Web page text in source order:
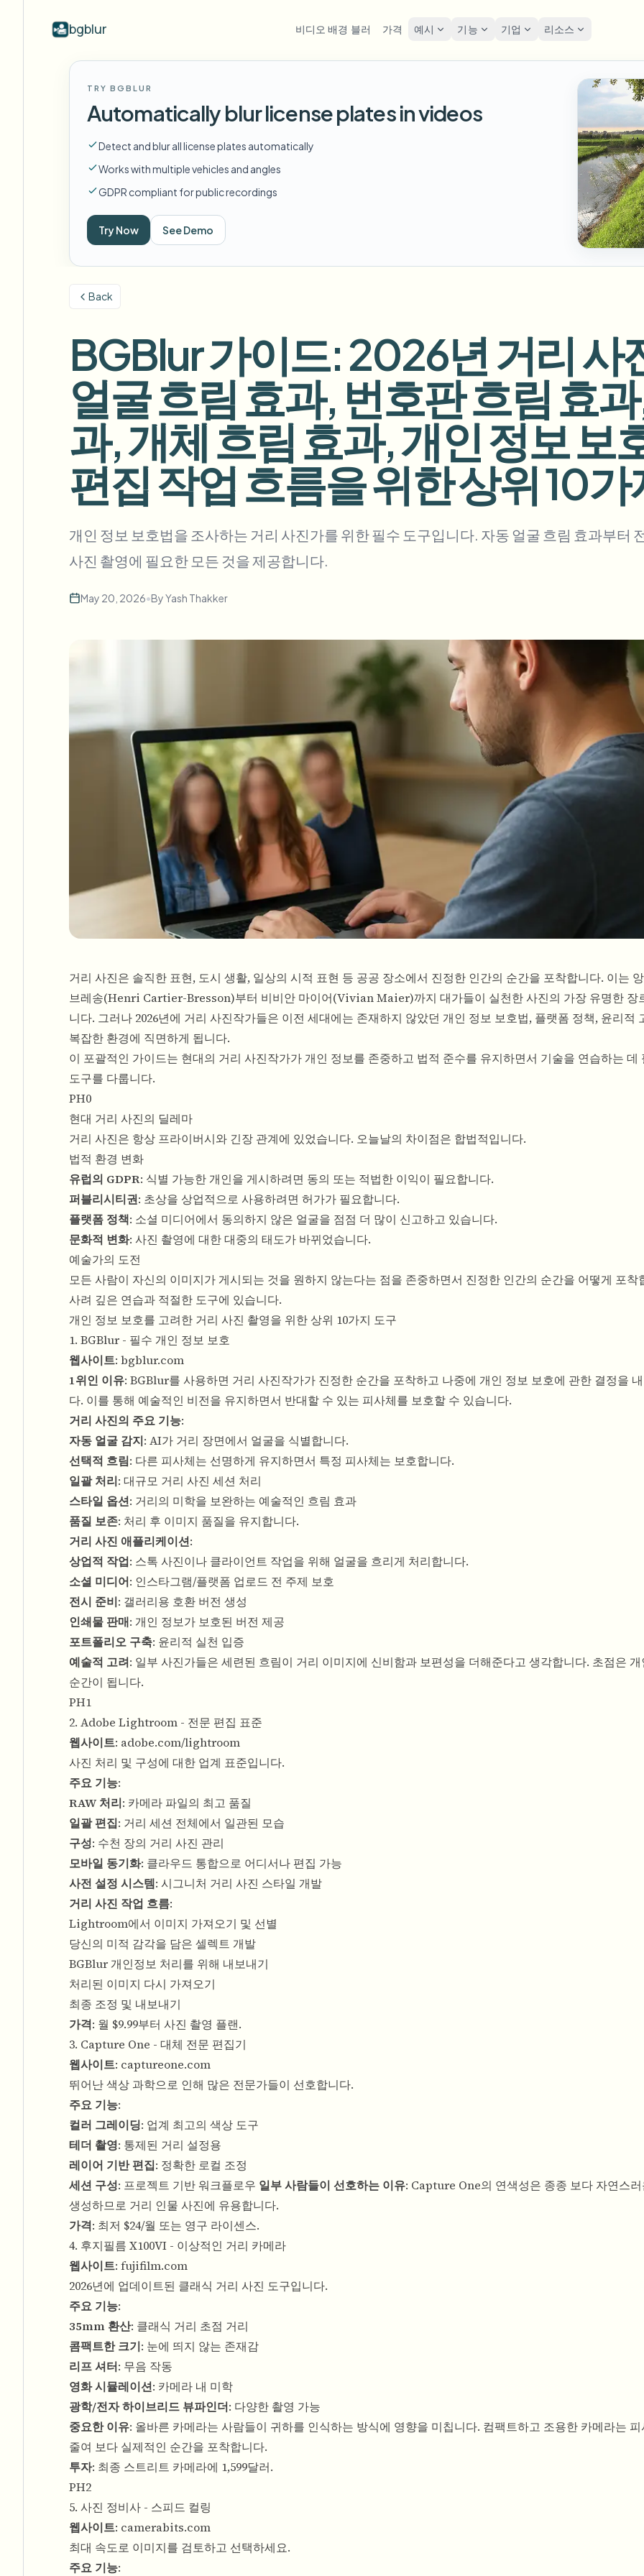
bgblur 비디오 배경 블러 가격 예시 기능 기업 리소스
Blur video with AI
Hide faces, plates, and backgrounds in
Start with a clip
Browse every blur tool in one place
번호판 블러 FAST
Auto-detect plates
무엇이든 블러
Blur faces in photos
Team-grade redaction
음성 익명화 도구
AI voice masking
Ecosystem
비디오 인텔리전스 BETA
Ask questions and get AI summaries
Categories
Vlogger Moto Vlogger Streamer Journalist
Need batch processing?
BATCH READY FOR TEAMS
학교 및 교육
캠퍼스 카메라, 강의, 지역 대량 개인정보 보호
시사회, 출시 및 규정 준수
소매 및 전자상거래
매장 및 창고 영상
의료
대량 배치, 보존 및 SLA
대량 번호판 블러
차량, 블랙박스 및 주차장 대규
대량 얼굴 블러
고처리량 파이프라인
무엇이든 블러
업로드, 작업 및 웹훅 자동화
문의 양식
볼륨, 규정 준수, 통합에 대해 문의하세요.
대량 처리 준비
문의 양식
에코시스템
비디오 인텔리전스
비디오 검색 및 이해 — Ceptory
블로그
Tips, tutorials, and product updates
자주 묻는 질문
Answers to common questions
Whitepapers
Privacy compliance research reports
Free video and image editing
Browse by workflow or use case
Explore our full product lineup
동영상 블러 예시
얼굴 블러, 번호판, 배경 블러, 선택적
모든 예시 보기
예시 라이브러리 전체 탐색
얼굴 블러
Frame-by-frame face tracking
개인정보 및 규
화면
거리
TRY BGBLUR
Automatically blur license plates in videos
Detect and blur all license plates automatically
Works with multiple vehicles and angles
GDPR compliant for public recordings
Try Now See Demo
Back
BGBlur 가이드: 2026년 거리 사
얼굴 흐림 효과, 번호판 흐림 효
과, 개체 흐림 효과, 개인 정보 보
편집 작업 흐름을 위한 상위 10가
개인 정보 보호법을 조사하는 거리 사진가를 위한 필수 도구입니다. 자동 얼굴 흐림 효과부터
사진 촬영에 필요한 모든 것을 제공합니다.
May 20, 2026•ByYash Thakker
거리 사진은 솔직한 표현, 도시 생활, 일상의 시적 표현 등 공공 장소에서 진정한 인간의 순간을 포착합니다. 이는
브레송(Henri Cartier-Bresson)부터 비비안 마이어(Vivian Maier)까지 대가들이 실천한 사진의 가장 유명한 장
니다. 그러나 2026년에 거리 사진작가들은 이전 세대에는 존재하지 않았던 개인 정보 보호법, 플랫폼 정책, 윤리적
복잡한 환경에 직면하게 됩니다.
이 포괄적인 가이드는 현대의 거리 사진작가가 개인 정보를 존중하고 법적 준수를 유지하면서 기술을 연습하는 데
도구를 다룹니다.
PH0
현대 거리 사진의 딜레마
거리 사진은 항상 프라이버시와 긴장 관계에 있었습니다. 오늘날의 차이점은 합법적입니다.
법적 환경 변화
유럽의 GDPR: 식별 가능한 개인을 게시하려면 동의 또는 적법한 이익이 필요합니다.
퍼블리시티권: 초상을 상업적으로 사용하려면 허가가 필요합니다.
플랫폼 정책: 소셜 미디어에서 동의하지 않은 얼굴을 점점 더 많이 신고하고 있습니다.
문화적 변화: 사진 촬영에 대한 대중의 태도가 바뀌었습니다.
예술가의 도전
모든 사람이 자신의 이미지가 게시되는 것을 원하지 않는다는 점을 존중하면서 진정한 인간의 순간을 어떻게 포착
사려 깊은 연습과 적절한 도구에 있습니다.
개인 정보 보호를 고려한 거리 사진 촬영을 위한 상위 10가지 도구
1. BGBlur - 필수 개인 정보 보호
웹사이트: bgblur.com
1위인 이유: BGBlur를 사용하면 거리 사진작가가 진정한 순간을 포착하고 나중에 개인 정보 보호에 관한 결정을
다. 이를 통해 예술적인 비전을 유지하면서 반대할 수 있는 피사체를 보호할 수 있습니다.
거리 사진의 주요 기능:
자동 얼굴 감지: AI가 거리 장면에서 얼굴을 식별합니다.
선택적 흐림: 다른 피사체는 선명하게 유지하면서 특정 피사체는 보호합니다.
일괄 처리: 대규모 거리 사진 세션 처리
스타일 옵션: 거리의 미학을 보완하는 예술적인 흐림 효과
품질 보존: 처리 후 이미지 품질을 유지합니다.
거리 사진 애플리케이션:
상업적 작업: 스톡 사진이나 클라이언트 작업을 위해 얼굴을 흐리게 처리합니다.
소셜 미디어: 인스타그램/플랫폼 업로드 전 주제 보호
전시 준비: 갤러리용 호환 버전 생성
인쇄물 판매: 개인 정보가 보호된 버전 제공
포트폴리오 구축: 윤리적 실천 입증
예술적 고려: 일부 사진가들은 세련된 흐림이 거리 이미지에 신비함과 보편성을 더해준다고 생각합니다. 초점은
순간이 됩니다.
PH1
2. Adobe Lightroom - 전문 편집 표준
웹사이트: adobe.com/lightroom
사진 처리 및 구성에 대한 업계 표준입니다.
주요 기능:
RAW 처리: 카메라 파일의 최고 품질
일괄 편집: 거리 세션 전체에서 일관된 모습
구성: 수천 장의 거리 사진 관리
모바일 동기화: 클라우드 통합으로 어디서나 편집 가능
사전 설정 시스템: 시그니처 거리 사진 스타일 개발
거리 사진 작업 흐름:
Lightroom에서 이미지 가져오기 및 선별
당신의 미적 감각을 담은 셀렉트 개발
BGBlur 개인정보 처리를 위해 내보내기
처리된 이미지 다시 가져오기
최종 조정 및 내보내기
가격: 월 $9.99부터 사진 촬영 플랜.
3. Capture One - 대체 전문 편집기
웹사이트: captureone.com
뛰어난 색상 과학으로 인해 많은 전문가들이 선호합니다.
주요 기능:
컬러 그레이딩: 업계 최고의 색상 도구
테더 촬영: 통제된 거리 설정용
레이어 기반 편집: 정확한 로컬 조정
세션 구성: 프로젝트 기반 워크플로우 일부 사람들이 선호하는 이유: Capture One의 연색성은 종종 보다 자연스
생성하므로 거리 인물 사진에 유용합니다.
가격: 최저 $24/월 또는 영구 라이센스.
4. 후지필름 X100VI - 이상적인 거리 카메라
웹사이트: fujifilm.com
2026년에 업데이트된 클래식 거리 사진 도구입니다.
주요 기능:
35mm 환산: 클래식 거리 초점 거리
콤팩트한 크기: 눈에 띄지 않는 존재감
리프 셔터: 무음 작동
영화 시뮬레이션: 카메라 내 미학
광학/전자 하이브리드 뷰파인더: 다양한 촬영 가능
중요한 이유: 올바른 카메라는 사람들이 귀하를 인식하는 방식에 영향을 미칩니다. 컴팩트하고 조용한 카메라는
줄여 보다 실제적인 순간을 포착합니다.
투자: 최종 스트리트 카메라에 1,599달러.
PH2
5. 사진 정비사 - 스피드 컬링
웹사이트: camerabits.com
최대 속도로 이미지를 검토하고 선택하세요.
주요 기능: